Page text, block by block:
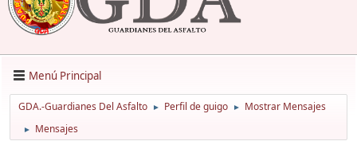
Menú Principal
GDA.-Guardianes Del Asfalto ► Perfil de guigo ► Mostrar Mensajes
► Mensajes